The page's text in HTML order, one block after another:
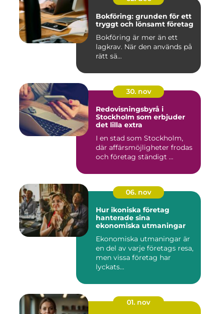
Bokföring: grunden för ett
tryggt och lönsamt företag
Bokföring är mer än ett
lagkrav. När den används på
rätt sä...
30. nov
Redovisningsbyrå i
Stockholm som erbjuder
det lilla extra
I en stad som Stockholm,
där affärsmöjligheter frodas
och företag ständigt ...
06. nov
Hur ikoniska företag
hanterade sina
ekonomiska utmaningar
Ekonomiska utmaningar är
en del av varje företags resa,
men vissa företag har
lyckats...
01. nov